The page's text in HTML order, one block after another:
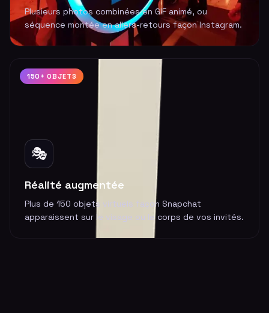
Plusieurs photos combinées en GIF animé, ou
séquence montée en allers-retours façon Instagram.
150+ OBJETS
🎭
Réalité augmentée
Plus de 150 objets virtuels façon Snapchat
apparaissent sur le visage ou le corps de vos invités.